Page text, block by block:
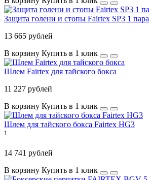
Защита голени и стопы Fairtex SP3 1 пара
13 665 рублей
В корзину Купить в 1 клик
Шлем Fairtex для тайского бокса
11 227 рублей
В корзину Купить в 1 клик
Шлем для тайского бокса Fairtex HG3
1
14 741 рублей
В корзину Купить в 1 клик